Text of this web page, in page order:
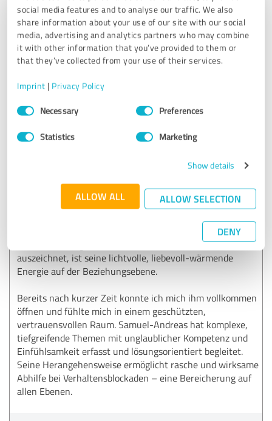
social media features and to analyse our traffic. We also
share information about your use of our site with our social
media, advertising and analytics partners who may combine
it with other information that you’ve provided to them or
that they’ve collected from your use of their services.
Imprint | Privacy Policy
Consent
SelectionNecessary Preferences
Statistics Marketing
Show details
ALLOW ALL ALLOW SELECTION
DENY
Customer review & rating for:
SamuelAndreasPrescher
5.00 out of 5
EXCELLENT
Prescher in einem spontanen Zoom-Call zu sprechen, und
ich bin tief beeindruckt von seiner außergewöhnlichen
Expertise als Coach und spiritueller Therapeut. Sein
Zusammenhänge ist beeindruckend, doch was ihn wirklich
auszeichnet, ist seine lichtvolle, liebevoll-wärmende
Energie auf der Beziehungsebene.
Bereits nach kurzer Zeit konnte ich mich ihm vollkommen
öffnen und fühlte mich in einem geschützten,
vertrauensvollen Raum. Samuel-Andreas hat komplexe,
tiefgreifende Themen mit unglaublicher Kompetenz und
Einfühlsamkeit erfasst und lösungsorientiert begleitet.
Seine Herangehensweise ermöglicht rasche und wirksame
Abhilfe bei Verhaltensblockaden – eine Bereicherung auf
allen Ebenen.